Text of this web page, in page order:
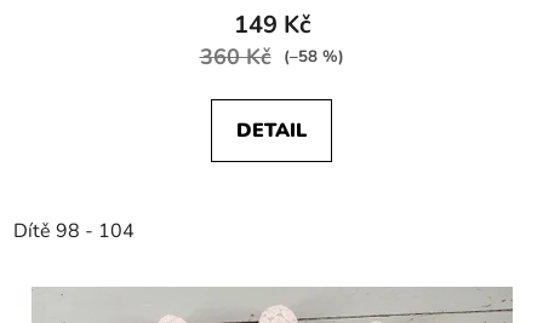
149 Kč
360 Kč (–58 %)
DETAIL
Dítě 98 - 104